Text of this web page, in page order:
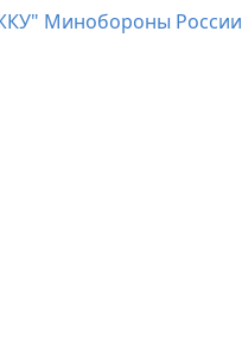
Минобороны России